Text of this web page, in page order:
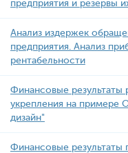
предприятия и резервы
Анализ издержек
предприятия. Анализ
рентабельности
Финансовые результаты
укрепления на
дизайн"
Финансовые результаты